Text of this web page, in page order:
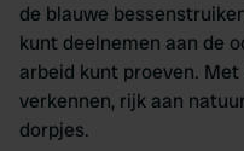
de blauwe
kunt deelnemen aan de
arbeid kunt proeven.
verkennen, rijk aan
dorpjes.